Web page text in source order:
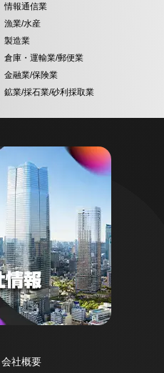
情報通信業
漁業/水産
製造業
倉庫・運輸業/郵便業
金融業/保険業
鉱業/採石業/砂利採取業
会社概要